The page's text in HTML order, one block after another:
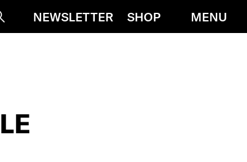
SucheNEWSLETTER SHOP MENU